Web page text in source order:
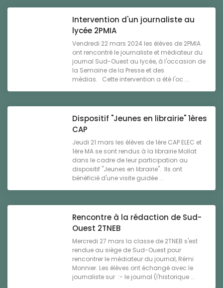
Intervention d'un journaliste au
lycée 2PMIA
Vendredi 22 mars 2024 les élèves de 2PMIA
ont rencontré le journaliste et médiateur du
journal Sud-Ouest au lycée, à l'occasion de
la Semaine de la Presse et des
médias. Cette intervention a été l'oc ...
Dispositif "Jeunes en librairie" 1ères
CAP
Jeudi 21 mars les élèves de 1ère CAP ELEC et
1ère MA se sont rendus à la librairie Mollat
dans le cadre de leur participation au
dispositif "Jeunes en librairie". Ils ont
bénéficié d'une visite guidée ...
Rencontre à la rédaction de Sud-
Ouest 2TNEB
Mercredi 27 mars la classe de 2TNEB s'est
rendue au siège de Sud-Ouest pour
rencontrer le médiateur du journal, Rémi
Monnier. Les élèves ont échangé avec le
journaliste sur :- le journal (l'historique ...